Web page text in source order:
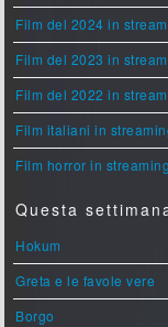
Film del 2024 in
Film del 2023 in
Film del 2022 in
Film italiani in
Film horror in streaming
Questa
Hokum
Greta e le favole vere
Borgo